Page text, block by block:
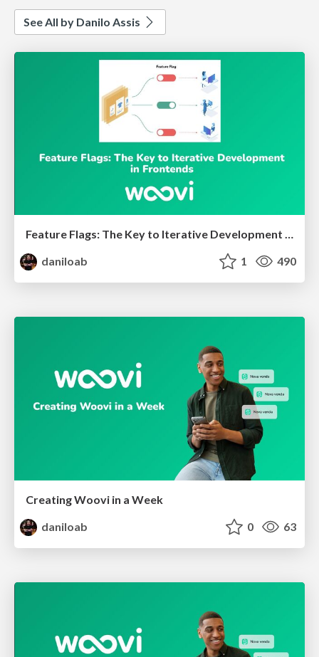
See All by Danilo Assis
Feature Flags: The Key to Iterative Development in Frontends
daniloab
1 490
Creating Woovi in a Week
daniloab
0 63